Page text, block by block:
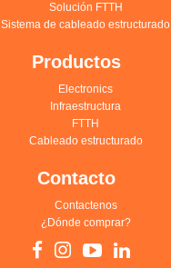
Solución FTTH
Sistema de cableado estructurado
Productos
Electronics
Infraestructura
FTTH
Cableado estructurado
Contacto
Contactenos
¿Dónde comprar?